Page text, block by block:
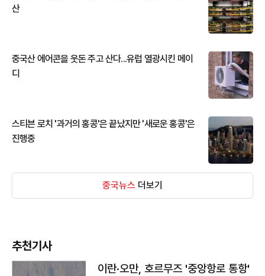
산
중국산 에어콘을 웃돈 주고 산다...유럽 열광시킨 메이
디
스티븐 로치 '과거의 홍콩'은 끝났지만 '새로운 홍콩'은
진행중
중국뉴스 더보기
추천기사
이란·오만, 호르무즈 '중앙항로 통항'